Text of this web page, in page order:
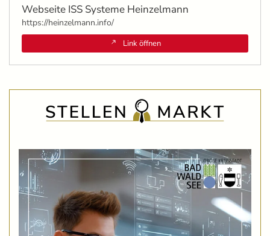
Webseite ISS Systeme Heinzelmann
https://heinzelmann.info/
Link öffnen